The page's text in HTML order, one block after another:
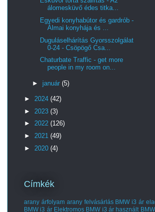
álomesküvő édes titka...
Egyedi konyhabútor és gardrób -
Álmai konyhája és ...
Duguláselhárítás Gyorsszolgálat
0-24 - Csöpögő Csa...
Chaturbate Traffic - get more
people in my room on...
► január (5)
► 2024 (42)
► 2023 (3)
► 2022 (126)
► 2021 (49)
► 2020 (4)
Címkék
arany árfolyam arany felvásárlás BMW i3 ár
BMW i3 ár Elektromos BMW i3 ár használt